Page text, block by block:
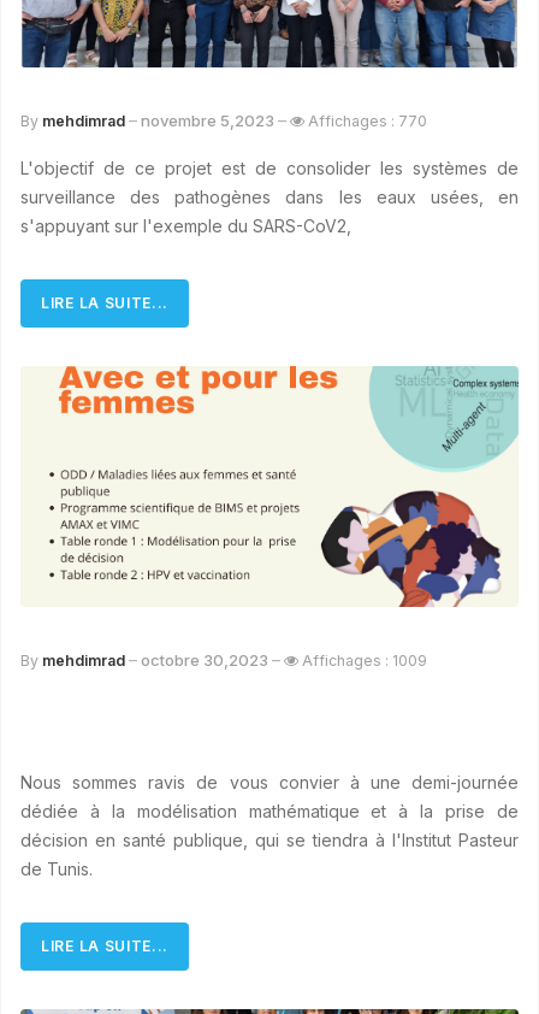
By mehdimrad novembre 5,2023 Affichages : 770
L'objectif de ce projet est de consolider les systèmes de
surveillance des pathogènes dans les eaux usées, en
s'appuyant sur l'exemple du SARS-CoV2,
LIRE LA SUITE...
By mehdimrad octobre 30,2023 Affichages : 1009
Nous sommes ravis de vous convier à une demi-journée
dédiée à la modélisation mathématique et à la prise de
décision en santé publique, qui se tiendra à l'Institut Pasteur
de Tunis.
LIRE LA SUITE...